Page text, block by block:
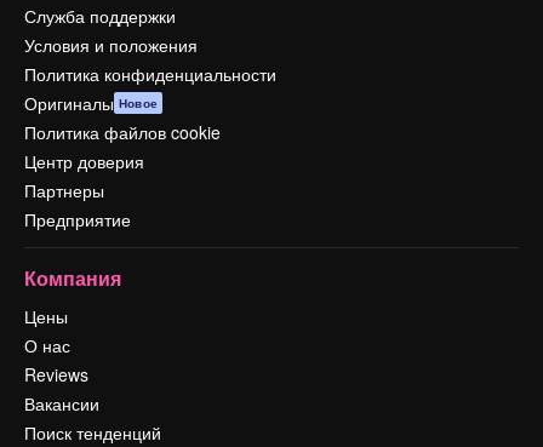
Служба поддержки
Условия и положения
Политика конфиденциальности
Оригиналы Новое
Политика файлов cookie
Центр доверия
Партнеры
Предприятие
Компания
Цены
О нас
Reviews
Вакансии
Поиск тенденций